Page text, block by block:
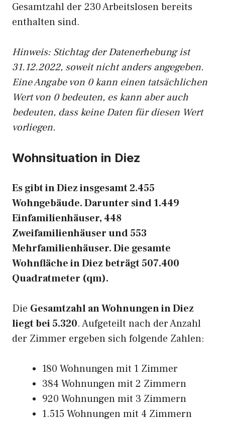
Gesamtzahl der 230 Arbeitslosen bereits
enthalten sind.
Hinweis: Stichtag der Datenerhebung ist
31.12.2022, soweit nicht anders angegeben.
Eine Angabe von 0 kann einen tatsächlichen
Wert von 0 bedeuten, es kann aber auch
bedeuten, dass keine Daten für diesen Wert
vorliegen.
Wohnsituation in Diez
Es gibt in Diez insgesamt 2.455
Wohngebäude. Darunter sind 1.449
Einfamilienhäuser, 448
Zweifamilienhäuser und 553
Mehrfamilienhäuser. Die gesamte
Wohnfläche in Diez beträgt 507.400
Quadratmeter (qm).
Die Gesamtzahl an Wohnungen in Diez
liegt bei 5.320. Aufgeteilt nach der Anzahl
der Zimmer ergeben sich folgende Zahlen:
180 Wohnungen mit 1 Zimmer
384 Wohnungen mit 2 Zimmern
920 Wohnungen mit 3 Zimmern
1.515 Wohnungen mit 4 Zimmern